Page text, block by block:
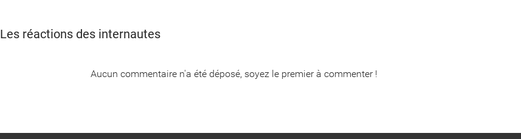
Les réactions des internautes
Aucun commentaire n'a été déposé, soyez le premier à commenter !